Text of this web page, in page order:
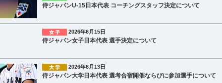
侍ジャパンU-15日本代表 コーチングスタッフ決定について
2026年6月15日
侍ジャパン女子日本代表 選手決定について
2026年6月13日
侍ジャパン大学日本代表 選考合宿開催ならびに参加選手について